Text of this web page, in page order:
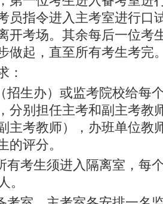
员指令进入主考室进行口
开考场。其余每后一位考
做起，直至所有考生考完
：
招生办）或监考院校给每
分别担任主考和副主考教
主考教师），办班单位教
的评分。
有考生须进入隔离室，每
。